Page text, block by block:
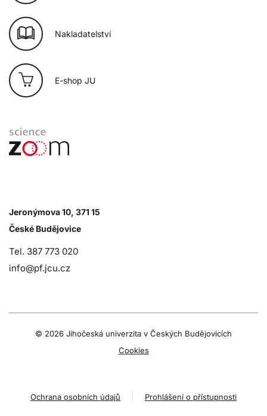
Nakladatelství
E-shop JU
Jeronýmova 10, 371 15
České Budějovice
Tel. 387 773 020
info@pf.jcu.cz
© 2026 Jihočeská univerzita v Českých Budějovicích
Cookies
Ochrana osobních údajů Prohlášení o přístupnosti